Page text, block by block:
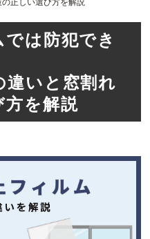
正しい選び方を解説
は防犯でき
違いと窓割れ
方を解説